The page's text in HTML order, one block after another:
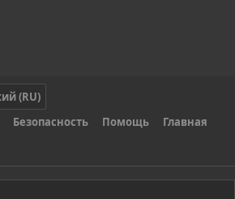
(RU)
Безопасность Помощь Главная